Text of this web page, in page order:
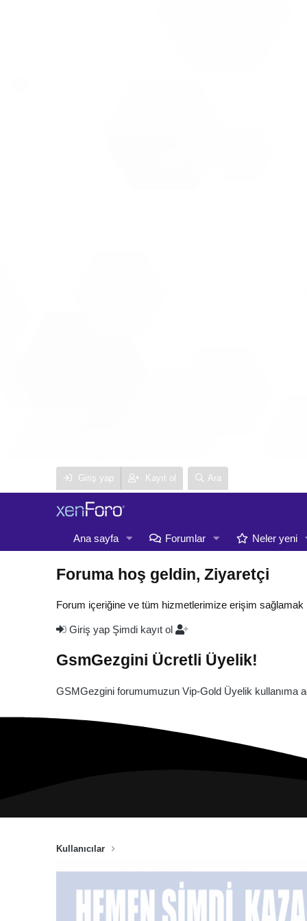
Giriş yap Kayıt ol Ara
Ana sayfa Forumlar Neler yeni
Foruma hoş geldin, Ziyaretçi
Forum içeriğine ve tüm hizmetlerimize erişim sağlamak
Giriş yap Şimdi kayıt ol
GsmGezgini Ücretli Üyelik!
GSMGezgini forumumuzun Vip-Gold Üyelik kullanıma
Kullanıcılar